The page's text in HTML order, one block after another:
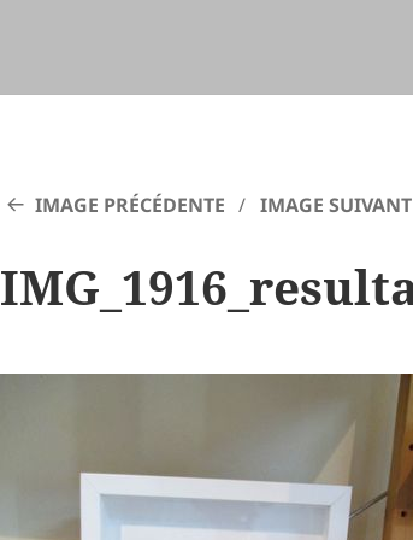
IMAGE PRÉCÉDENTE IMAGE